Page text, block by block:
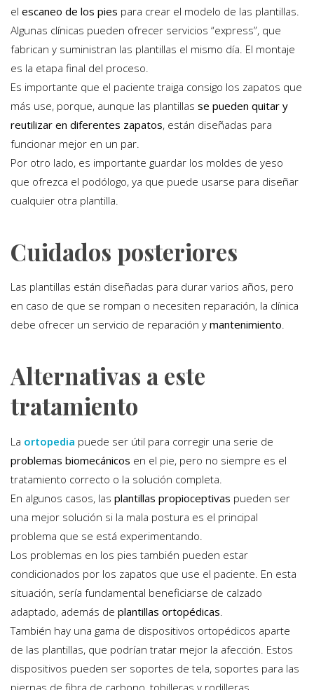
el escaneo de los pies para crear el modelo de las plantillas.
Algunas clínicas pueden ofrecer servicios “express”, que
fabrican y suministran las plantillas el mismo día. El montaje
es la etapa final del proceso.
Es importante que el paciente traiga consigo los zapatos que
más use, porque, aunque las plantillas se pueden quitar y
reutilizar en diferentes zapatos, están diseñadas para
funcionar mejor en un par.
Por otro lado, es importante guardar los moldes de yeso
que ofrezca el podólogo, ya que puede usarse para diseñar
cualquier otra plantilla.
Cuidados posteriores
Las plantillas están diseñadas para durar varios años, pero
en caso de que se rompan o necesiten reparación, la clínica
debe ofrecer un servicio de reparación y mantenimiento.
Alternativas a este
tratamiento
La ortopedia puede ser útil para corregir una serie de
problemas biomecánicos en el pie, pero no siempre es el
tratamiento correcto o la solución completa.
En algunos casos, las plantillas propioceptivas pueden ser
una mejor solución si la mala postura es el principal
problema que se está experimentando.
Los problemas en los pies también pueden estar
condicionados por los zapatos que use el paciente. En esta
situación, sería fundamental beneficiarse de calzado
adaptado, además de plantillas ortopédicas
También hay una gama de dispositivos ortopédicos aparte
de las plantillas, que podrían tratar mejor la afección. Estos
dispositivos pueden ser soportes de tela, soportes para las
piernas de fibra de carbono, tobilleras y rodilleras.